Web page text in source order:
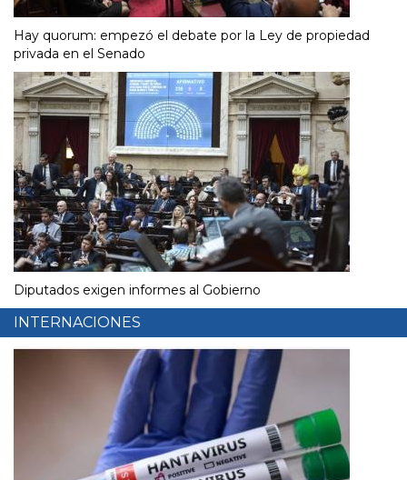
Hay quorum: empezó el debate por la Ley de propiedad
privada en el Senado
Diputados exigen informes al Gobierno
INTERNACIONES